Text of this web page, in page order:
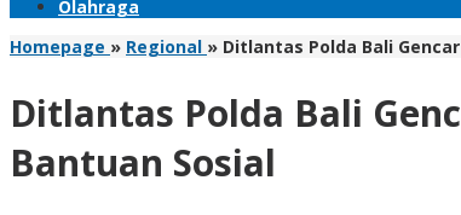
Olahraga
Homepage » Regional » Ditlantas Polda Bali
Ditlantas Polda Bali
Bantuan Sosial